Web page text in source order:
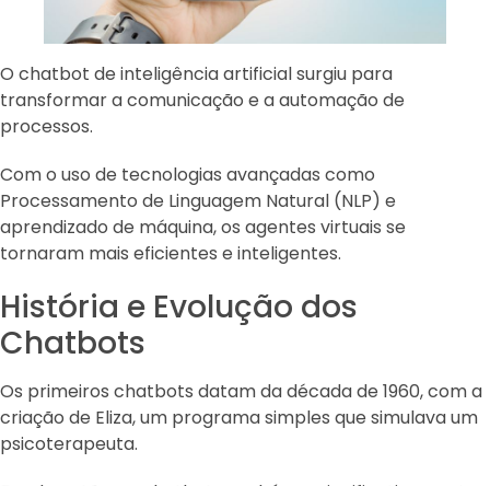
O chatbot de inteligência artificial surgiu para
transformar a comunicação e a automação de
processos.
Com o uso de tecnologias avançadas como
Processamento de Linguagem Natural (NLP) e
aprendizado de máquina, os agentes virtuais se
tornaram mais eficientes e inteligentes.
História e Evolução dos
Chatbots
Os primeiros chatbots datam da década de 1960, com a
criação de Eliza, um programa simples que simulava um
psicoterapeuta.